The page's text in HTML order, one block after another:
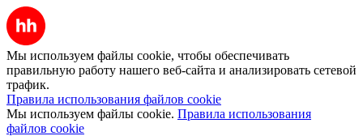
Мы используем файлы cookie, чтобы обеспечивать
правильную работу нашего веб-сайта и анализировать сетевой
трафик.
Правила использования файлов cookie
Мы используем файлы cookie. Правила использования
файлов cookie